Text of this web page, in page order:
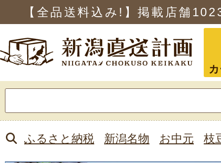
【全品送料込み!】掲載店舗
索:
ふるさと納税 新潟名物 お中元 枝